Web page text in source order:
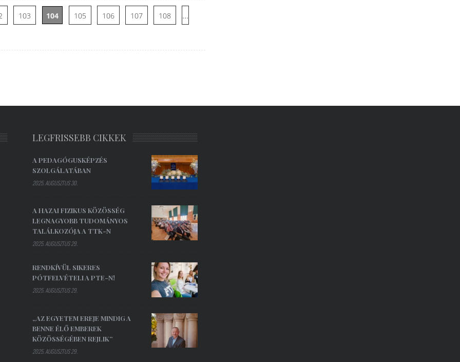
103 104 105 106 107 108 …
LEGFRISSEBB CIKKEK
A PEDAGÓGUSKÉPZÉS
SZOLGÁLATÁBAN
2025. AUGUSZTUS 30.
A HAZAI FIZIKUS KÖZÖSSÉG
LEGNAGYOBB TUDOMÁNYOS
TALÁLKOZÓJA A TTK-N
2025. AUGUSZTUS 29.
RENDKÍVÜL SIKERES
PÓTFELVÉTELI A PTE-N!
2025. AUGUSZTUS 29.
„AZ EGYETEM EREJE MINDIG A
BENNE ÉLŐ EMBEREK
KÖZÖSSÉGÉBEN REJLIK”
2025. AUGUSZTUS 29.